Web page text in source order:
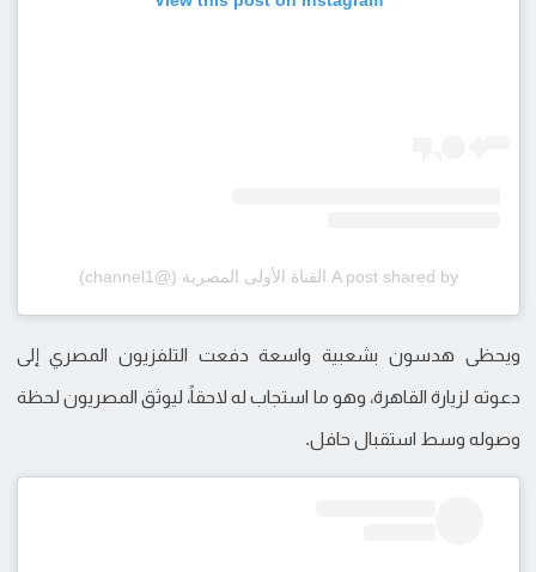
A post shared by القناة الأولى المصرية (@channel1)
ويحظى هدسون بشعبية واسعة دفعت التلفزيون المصري إلى
دعوته لزيارة القاهرة، وهو ما استجاب له لاحقاً، ليوثق المصريون لحظة
وصوله وسط استقبال حافل.